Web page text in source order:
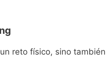
reto físico, sino también